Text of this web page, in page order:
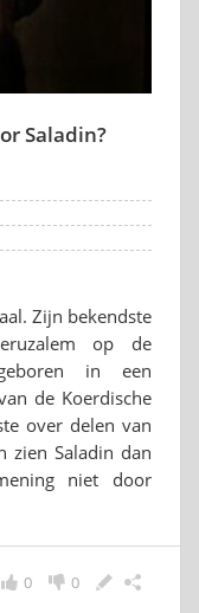
Saladin?
Zijn bekendste
op de
in een
de Koerdische
over delen van
zien Saladin dan
niet door
0
0